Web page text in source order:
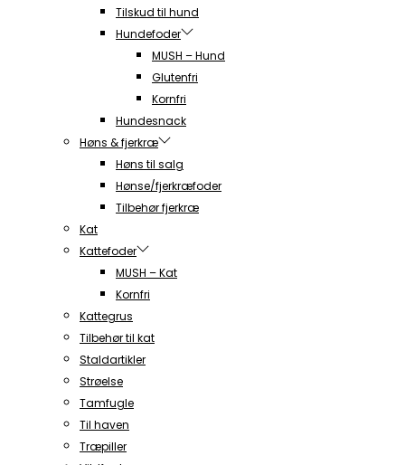
Tilskud til hund
Hundefoder
MUSH – Hund
Glutenfri
Kornfri
Hundesnack
Høns & fjerkræ
Høns til salg
Hønse/fjerkræfoder
Tilbehør fjerkræ
Kat
Kattefoder
MUSH – Kat
Kornfri
Kattegrus
Tilbehør til kat
Staldartikler
Strøelse
Tamfugle
Til haven
Træpiller